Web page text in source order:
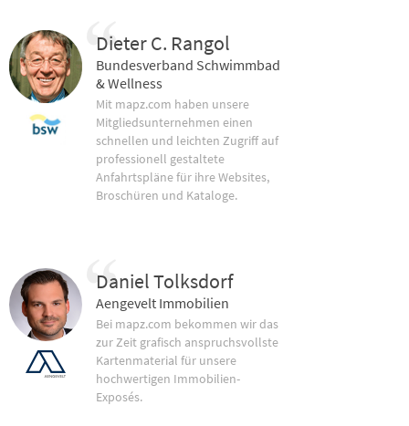
Dieter C. Rangol
Bundesverband Schwimmbad
& Wellness
Mit mapz.com haben unsere
Mitgliedsunternehmen einen
schnellen und leichten Zugriff auf
professionell gestaltete
Anfahrtspläne für ihre Websites,
Broschüren und Kataloge.
Daniel Tolksdorf
Aengevelt Immobilien
Bei mapz.com bekommen wir das
zur Zeit grafisch anspruchsvollste
Kartenmaterial für unsere
hochwertigen Immobilien-
Exposés.